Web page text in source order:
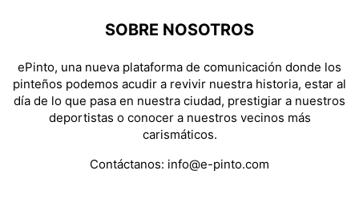
SOBRE NOSOTROS
ePinto, una nueva plataforma de comunicación donde los
pinteños podemos acudir a revivir nuestra historia, estar al
día de lo que pasa en nuestra ciudad, prestigiar a nuestros
deportistas o conocer a nuestros vecinos más
carismáticos.
Contáctanos: info@e-pinto.com